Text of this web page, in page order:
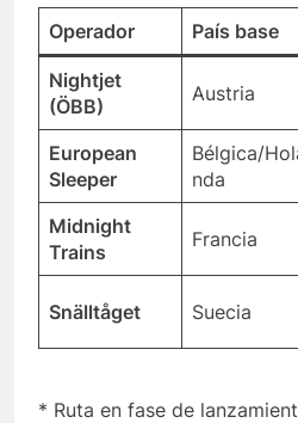
Operador País base
Nightjet
(ÖBB)
Austria
European
Sleeper
Bélgica/
nda
Midnight
Trains
Francia
Snälltåget Suecia
* Ruta en fase de